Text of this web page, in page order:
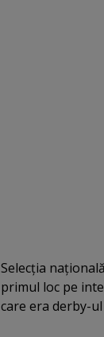
Selecţia naţională
primul loc pe
care era derby-ul